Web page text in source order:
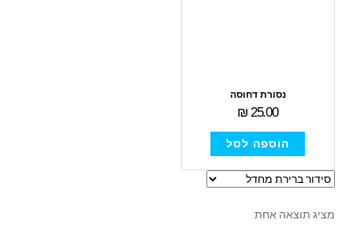
נסורת דחוסה
₪25.00
הוספה לסל
מציג תוצאה אחת